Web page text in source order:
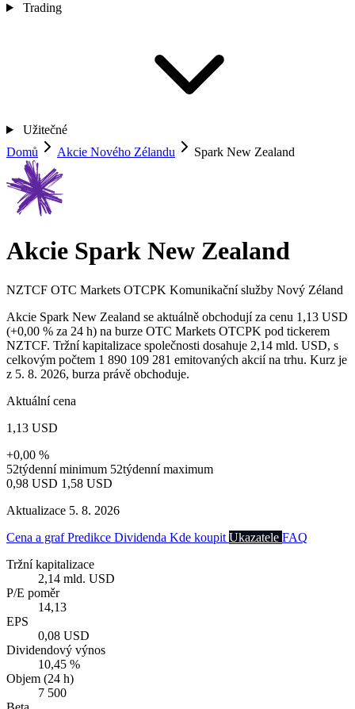
Trading
Užitečné
Domů
Akcie Nového Zélandu Spark New Zealand
Akcie Spark New Zealand
NZTCF OTC Markets OTCPK Komunikační služby Nový Zéland
Akcie Spark New Zealand se aktuálně obchodují za cenu 1,13 USD
(+0,00 % za 24 h) na burze OTC Markets OTCPK pod tickerem
NZTCF. Tržní kapitalizace společnosti dosahuje 2,14 mld. USD, s
celkovým počtem 1 890 109 281 emitovaných akcií na trhu. Kurz je
z 5. 8. 2026, burza právě obchoduje.
Aktuální cena
1,13 USD
+0,00 %
52týdenní minimum 52týdenní maximum
0,98 USD 1,58 USD
Aktualizace 5. 8. 2026
Cena a grafPredikce Dividenda Kde koupit Ukazatele FAQ
Tržní kapitalizace
2,14 mld. USD
P/E poměr
14,13
EPS
0,08 USD
Dividendový výnos
10,45 %
Objem (24 h)
7 500